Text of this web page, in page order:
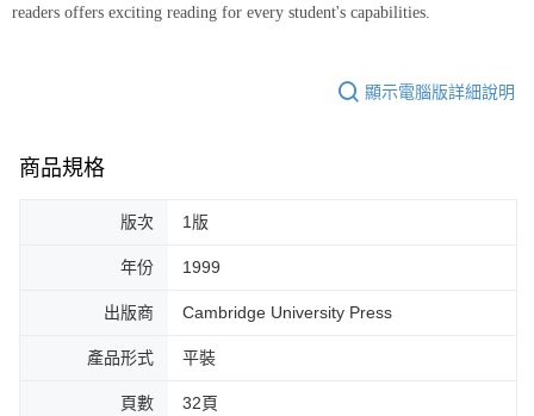
readers offers exciting reading for every student's capabilities.
顯示電腦版詳細說明
商品規格
版次 1版
年份 1999
出版商 Cambridge University Press
產品形式 平裝
頁數 32頁